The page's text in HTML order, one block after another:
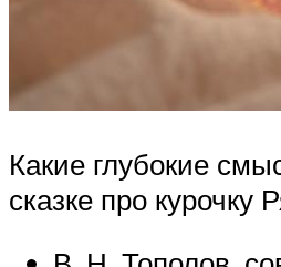
Какие глубокие
сказке про курочку